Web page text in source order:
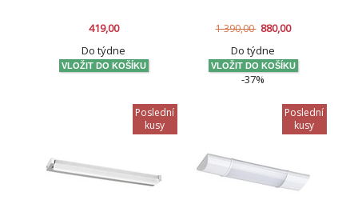
419,00
Do týdne
1 390,00 880,00
Do týdne
-37%
Poslední
kusy
Poslední
kusy